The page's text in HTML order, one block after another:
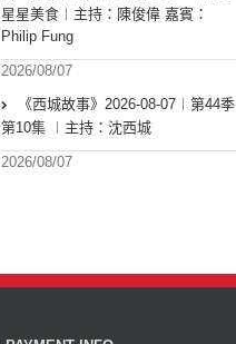
星星美食︱主持：陳俊偉 嘉賓：
Philip Fung
2026/08/07
《西城故事》2026-08-07︱第44季
第10集 ︱主持：沈西城
2026/08/07